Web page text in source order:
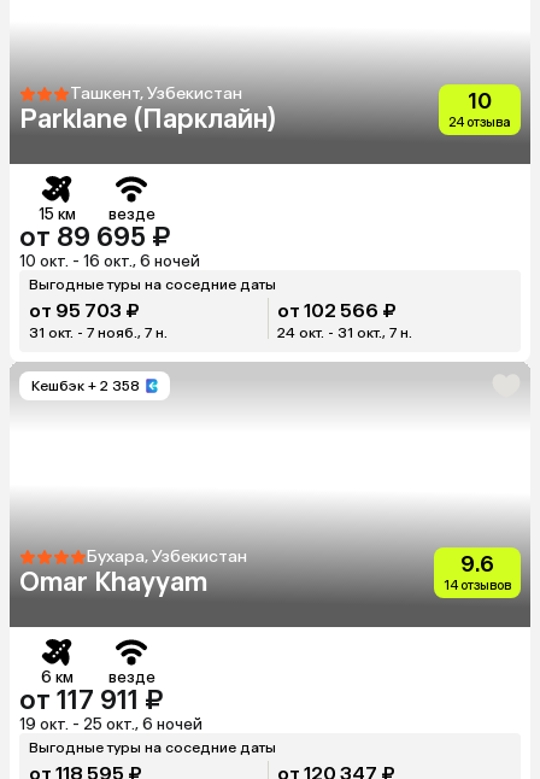
Ташкент, Узбекистан
Parklane (Парклайн)
10
24 отзыва
15 км везде
от 89 695 ₽
10 окт. - 16 окт., 6 ночей
Выгодные туры на соседние даты
от 95 703 ₽
31 окт. - 7 нояб., 7 н.
от 102 566 ₽
24 окт. - 31 окт., 7 н.
Кешбэк + 2 358
Бухара, Узбекистан
Omar Khayyam
9.6
14 отзывов
6 км везде
от 117 911 ₽
19 окт. - 25 окт., 6 ночей
Выгодные туры на соседние даты
от 118 595 ₽ от 120 347 ₽